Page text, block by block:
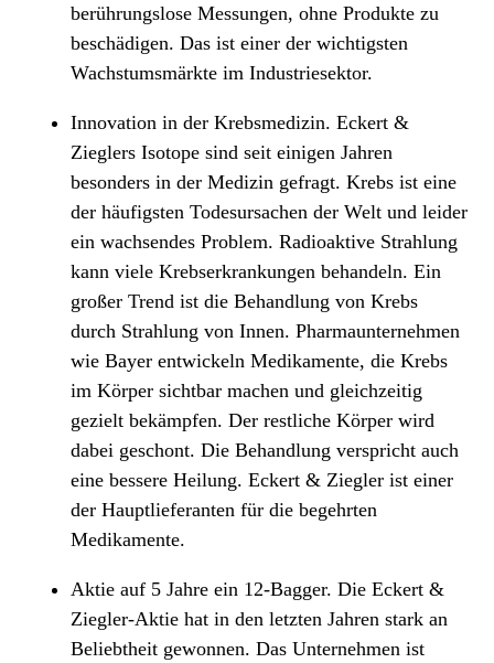
berührungslose Messungen, ohne Produkte zu
beschädigen. Das ist einer der wichtigsten
Wachstumsmärkte im Industriesektor.
Innovation in der Krebsmedizin. Eckert &
Zieglers Isotope sind seit einigen Jahren
besonders in der Medizin gefragt. Krebs ist eine
der häufigsten Todesursachen der Welt und leider
ein wachsendes Problem. Radioaktive Strahlung
kann viele Krebserkrankungen behandeln. Ein
großer Trend ist die Behandlung von Krebs
durch Strahlung von Innen. Pharmaunternehmen
wie Bayer entwickeln Medikamente, die Krebs
im Körper sichtbar machen und gleichzeitig
gezielt bekämpfen. Der restliche Körper wird
dabei geschont. Die Behandlung verspricht auch
eine bessere Heilung. Eckert & Ziegler ist einer
der Hauptlieferanten für die begehrten
Medikamente.
Aktie auf 5 Jahre ein 12-Bagger. Die Eckert &
Ziegler-Aktie hat in den letzten Jahren stark an
Beliebtheit gewonnen. Das Unternehmen ist